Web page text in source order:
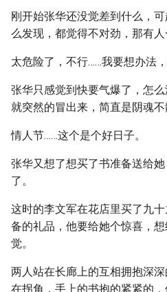
刚开始张华还没觉差到什么，
么发现，都觉得不对劲，那有人
太危险了，不行……我要想办法
张华只感觉到快要气爆了，怎
就突然的冒出来，简直是阴魂不
情人节……这个是个好日子。
张华又想了想买了书准备送给
了。
这时的李文军在花店里买了九
备的礼品，他要给她个惊喜，
觉。
两人站在长廊上的互相拥抱深
在拐角，手上的书抱的紧紧的